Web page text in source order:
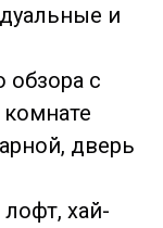
и
с
дверь
хай-